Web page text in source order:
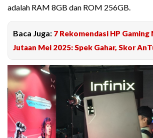
adalah RAM 8GB dan ROM 256GB.
Baca Juga: 7 Rekomendasi HP Gaming
Jutaan Mei 2025: Spek Gahar, Skor